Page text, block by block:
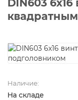
DIN603
Наличие:
На складе